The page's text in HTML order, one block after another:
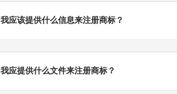
我应该提供什么信息来注册商标？
我应提供什么文件来注册商标？